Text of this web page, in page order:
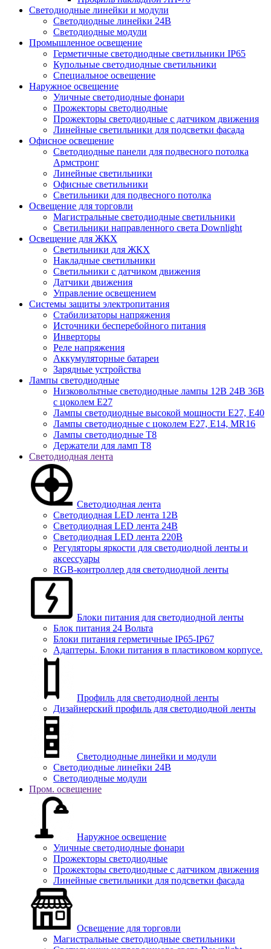
Светодиодные линейки и модули
Светодиодные линейки 24В
Светодиодные модули
Промышленное освещение
Герметичные светодиодные светильники IP65
Купольные светодиодные светильники
Специальное освещение
Наружное освещение
Уличные светодиодные фонари
Прожекторы светодиодные
Прожекторы светодиодные с датчиком движения
Линейные светильники для подсветки фасада
Офисное освещение
Cветодиодные панели для подвесного потолка
Армстронг
Линейные светильники
Офисные светильники
Светильники для подвесного потолка
Освещение для торговли
Магистральные светодиодные светильники
Светильники направленного света Downlight
Освещение для ЖКХ
Светильники для ЖКХ
Накладные светильники
Светильники с датчиком движения
Датчики движения
Управление освещением
Системы защиты электропитания
Стабилизаторы напряжения
Источники бесперебойного питания
Инверторы
Реле напряжения
Аккумуляторные батареи
Зарядные устройства
Лампы светодиодные
Низковольтные светодиодные лампы 12В 24В 36В
с цоколем Е27
Лампы светодиодные высокой мощности Е27, Е40
Лампы светодиодные с цоколем Е27, Е14, MR16
Лампы светодиодные Т8
Держатели для ламп T8
Светодиодная лента
Светодиодная лента
Светодиодная LED лента 12В
Светодиодная LED лента 24В
Светодиодная LED лента 220В
Регуляторы яркости для светодиодной ленты и
аксессуары
RGB-контроллер для светодиодной ленты
Блоки питания для светодиодной ленты
Блок питания 24 Вольта
Блоки питания герметичные IP65-IP67
Адаптеры. Блоки питания в пластиковом корпусе.
Профиль для светодиодной ленты
Дизайнерский профиль для светодиодной ленты
Светодиодные линейки и модули
Светодиодные линейки 24В
Светодиодные модули
Пром. освещение
Наружное освещение
Уличные светодиодные фонари
Прожекторы светодиодные
Прожекторы светодиодные с датчиком движения
Линейные светильники для подсветки фасада
Освещение для торговли
Магистральные светодиодные светильники